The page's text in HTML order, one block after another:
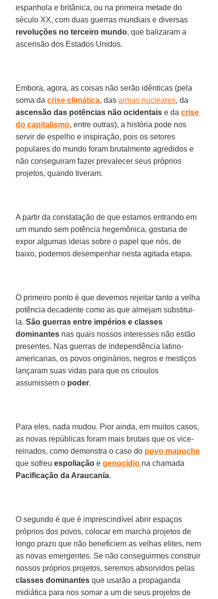
espanhola e britânica, ou na primeira metade do
século XX, com duas guerras mundiais e diversas
revoluções no terceiro mundo, que balizaram a
ascensão dos Estados Unidos.
Embora, agora, as coisas não serão idênticas (pela
soma dacrise climática, dasarmas nucleares, da
ascensão das potências não ocidentais e dacrise
do capitalismo, entre outras), a história pode nos
servir de espelho e inspiração, pois os setores
populares do mundo foram brutalmente agredidos e
não conseguiram fazer prevalecer seus próprios
projetos, quando tiveram.
A partir da constatação de que estamos entrando em
um mundo sem potência hegemônica, gostaria de
expor algumas ideias sobre o papel que nós, de
baixo, podemos desempenhar nesta agitada etapa.
O primeiro ponto é que devemos rejeitar tanto a velha
potência decadente como as que almejam substitui-
la.São guerras entre impérios e classes
dominantes nas quais nossos interesses não estão
presentes. Nas guerras de independência latino-
americanas, os povos originários, negros e mestiços
lançaram suas vidas para que os crioulos
assumissem o poder.
Para eles, nada mudou. Pior ainda, em muitos casos,
as novas repúblicas foram mais brutais que os vice-
reinados, como demonstra o caso do povo mapuche
que sofreuespoliação egenocídio na chamada
Pacificação da Araucanía.
O segundo é que é imprescindível abrir espaços
próprios dos povos, colocar em marcha projetos de
longo prazo que não beneficiem as velhas elites, nem
as novas emergentes. Se não conseguirmos construir
nossos próprios projetos, seremos absorvidos pelas
classes dominantes que usarão a propaganda
midiática para nos somar a um de seus projetos de